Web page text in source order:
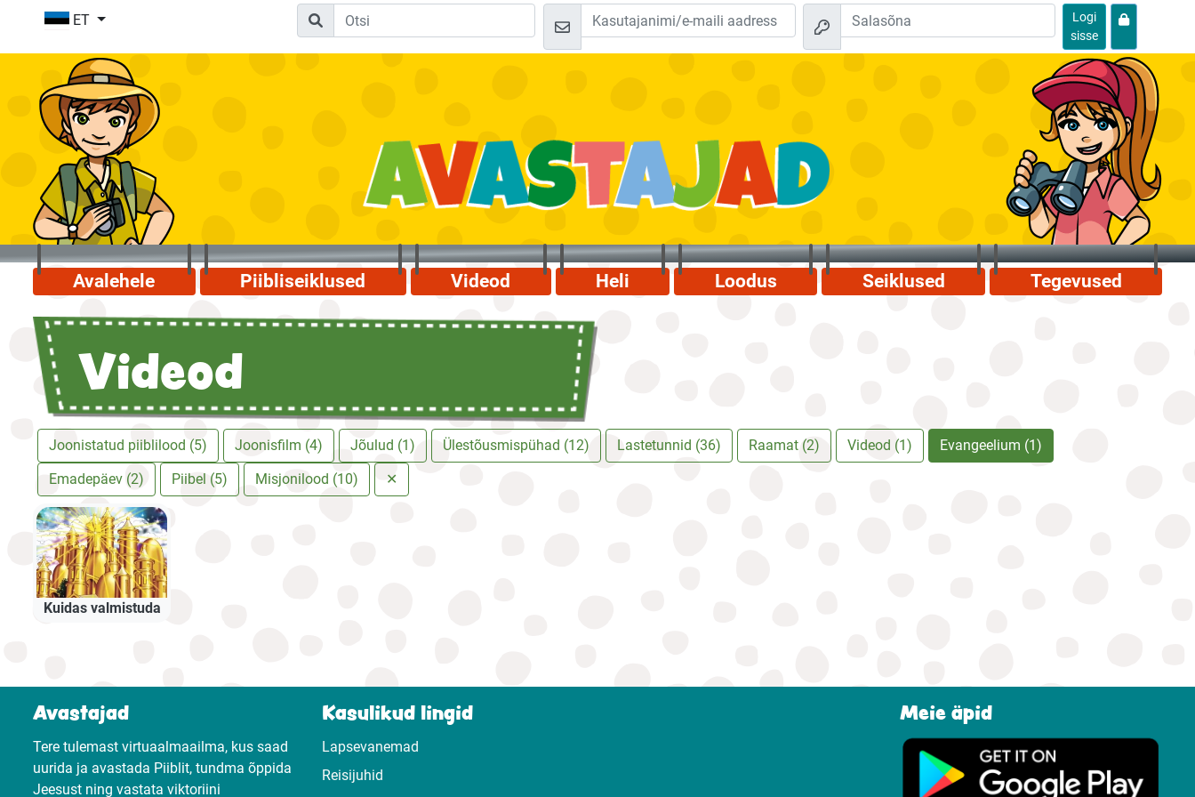
ET
Logi
sisse
Avalehele Piibliseiklused Videod Heli Loodus Seiklused Tegevused
Videod
Joonistatud piiblilood (5) Joonisfilm (4) Jõulud (1) Ülestõusmispühad (12) Lastetunnid (36) Raamat (2) Videod (1)
Evangeelium (1)
Emadepäev (2)
Piibel (5) Misjonilood (10) ✕
Kuidas valmistuda
Avastajad
Tere tulemast virtuaalmaailma, kus saad
uurida ja avastada Piiblit, tundma õppida
Jeesust ning vastata viktoriini
Kasulikud lingid
Lapsevanemad
Reisijuhid
Meie äpid